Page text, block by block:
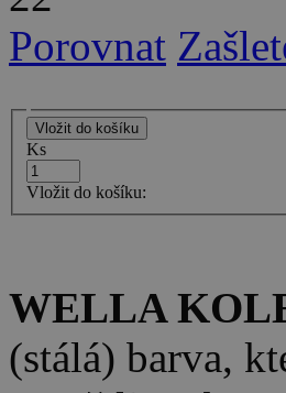
Porovnat
Ks
Vložit do košíku:
WELLA
(stálá) barva,